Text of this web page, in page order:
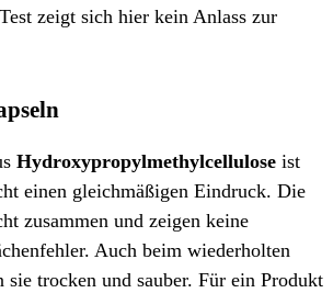
zeigt sich hier kein Anlass zur
Hydroxypropylmethylcellulose ist
einen gleichmäßigen Eindruck. Die
zusammen und zeigen keine
Auch beim wiederholten
sie trocken und sauber. Für ein Produkt